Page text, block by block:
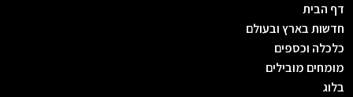
דף הבית
חדשות בארץ ובעולם
כלכלה וכספים
מומחים מובילים
בלוג